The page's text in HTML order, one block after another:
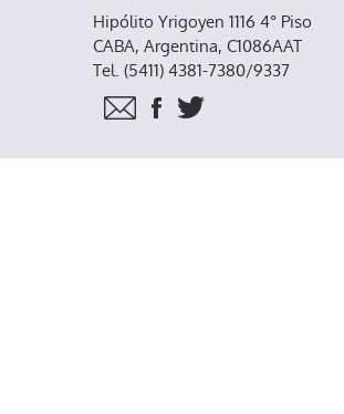
Hipólito Yrigoyen 1116 4° Piso
CABA, Argentina, C1086AAT
Tel. (5411) 4381-7380/9337